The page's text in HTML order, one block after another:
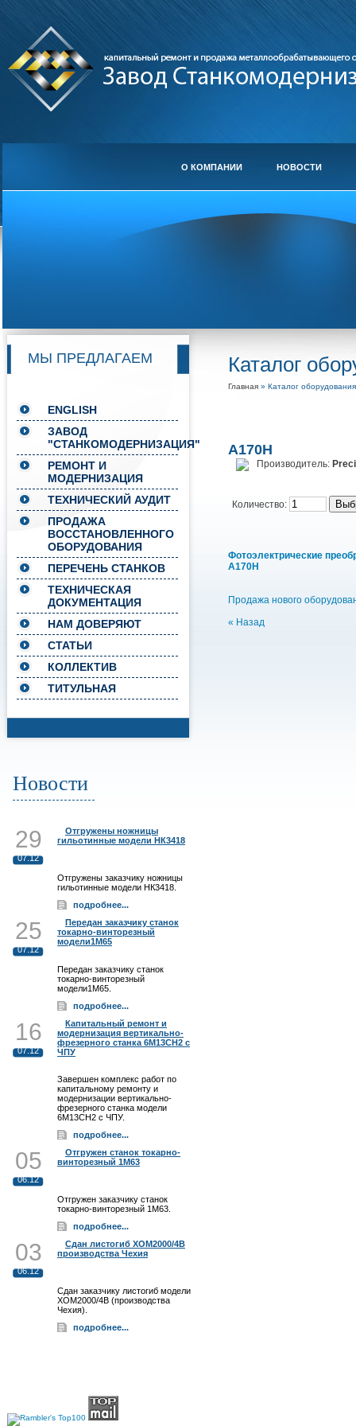
О КОМПАНИИ НОВОСТИ
МЫ ПРЕДЛАГАЕМ
ENGLISH
ЗАВОД
"СТАНКОМОДЕРНИЗАЦИЯ"
РЕМОНТ И
МОДЕРНИЗАЦИЯ
ТЕХНИЧЕСКИЙ АУДИТ
ПРОДАЖА
ВОССТАНОВЛЕННОГО
ОБОРУДОВАНИЯ
ПЕРЕЧЕНЬ СТАНКОВ
ТЕХНИЧЕСКАЯ
ДОКУМЕНТАЦИЯ
НАМ ДОВЕРЯЮТ
СТАТЬИ
КОЛЛЕКТИВ
ТИТУЛЬНАЯ
Новости
29
07.12
Отгружены ножницы
гильотинные модели НК3418
Отгружены заказчику ножницы
гильотинные модели НК3418.
подробнее...
25
07.12
Передан заказчику станок
токарно-винторезный
модели1М65
Передан заказчику станок
токарно-винторезный
модели1М65.
подробнее...
16
07.12
Капитальный ремонт и
модернизация вертикально-
фрезерного станка 6М13СН2 с
ЧПУ
Завершен комплекс работ по
капитальному ремонту и
модернизации вертикально-
фрезерного станка модели
6М13СН2 с ЧПУ.
подробнее...
05
06.12
Отгружен станок токарно-
винторезный 1М63
Отгружен заказчику станок
токарно-винторезный 1М63.
подробнее...
03
06.12
Сдан листогиб XOM2000/4B
производства Чехия
Сдан заказчику листогиб модели
XOM2000/4B (производства
Чехия).
подробнее...
Каталог
Главная » Каталог оборудования
A170H
Производитель:
Количество:
Фотоэлектрические
A170H
Продажа нового
« Назад